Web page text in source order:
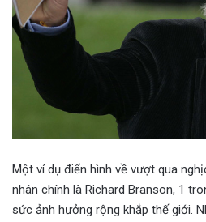
Một ví dụ điển hình về vượt qua
nhân chính là Richard Branson, 1
sức ảnh hưởng rộng khắp thế giới.